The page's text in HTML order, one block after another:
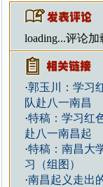
loading...评论加
·郭玉川：学习
队赴八一南昌
·特稿：学习红
赴八一南昌起
·特稿：南昌大
习（组图）
·南昌起义走出